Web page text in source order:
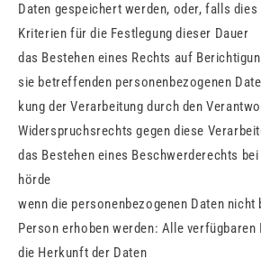
Daten ge­spei­chert wer­den, oder, falls
Kri­te­ri­en für die Fest­le­gung die­ser Dauer
das Be­ste­hen eines Rechts auf
sie be­tref­fen­den per­so­nen­be­zo­ge­nen
kung der Ver­ar­bei­tung durch den
Wi­der­spruchs­rechts gegen diese
das Be­ste­hen eines Be­schwer­de­rechts
hör­de
wenn die per­so­nen­be­zo­ge­nen Daten
Per­son er­ho­ben wer­den: Alle
die Her­kunft der Daten